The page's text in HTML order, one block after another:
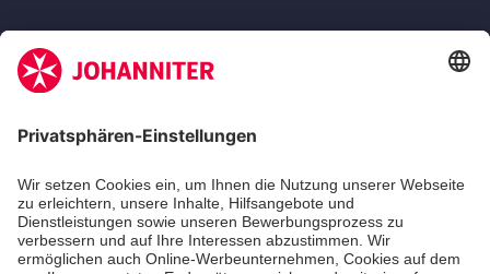
des Deutschen Spendenrats e.V.